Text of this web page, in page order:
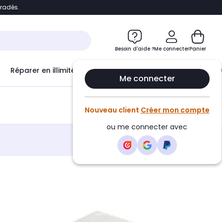
Accéder directement au chatbot
Besoin d'aide ?Me connecter
Me connecter
Nouveau client Créer mon compte
ou me connecter avec
Panier
Réparer en illimité avec Le Club Infinity
Créer une alerte